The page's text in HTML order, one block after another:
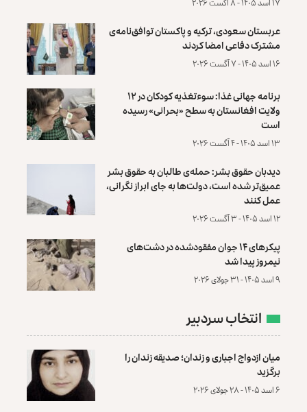
عربستان سعودی، ترکیه و پاکستان توافق‌نامه‌ی
مشترک دفاعی امضا کردند
۱۶ اسد ۱۴۰۵ - ۷ آگست ۲۰۲۶
برنامه جهانی غذا: سوءتغذیه کودکان در ۱۲
ولایت افغانستان به سطح «بحرانی» رسیده
است
۱۳ اسد ۱۴۰۵ - ۴ آگست ۲۰۲۶
دیدبان حقوق بشر: حمله‌ی طالبان به حقوق بشر
عمیق‌تر شده است، دولت‌ها به جای ابراز نگرانی،
عمل کنند
۱۲ اسد ۱۴۰۵ - ۳ آگست ۲۰۲۶
پیکرهای ۱۴ جوان مفقودشده در دشت‌های
نیمروز پیدا شد
۹ اسد ۱۴۰۵ - ۳۱ جولای ۲۰۲۶
انتخاب سردبیر
میان ازدواج اجباری و زندان؛ صدیقه زندان را
برگزید
۶ اسد ۱۴۰۵ - ۲۸ جولای ۲۰۲۶